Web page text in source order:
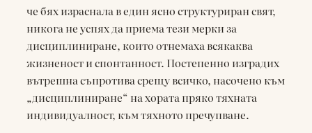
че бях израснала в един ясно структуриран свят,
никога не успях да приема тези мерки за
дисциплиниране, които отнемаха всякаква
жизненост и спонтанност. Постепенно изградих
вътрешна съпротива срещу всичко, насочено към
„дисциплиниране“ на хората пряко тяхната
индивидуалност, към тяхното пречупване.